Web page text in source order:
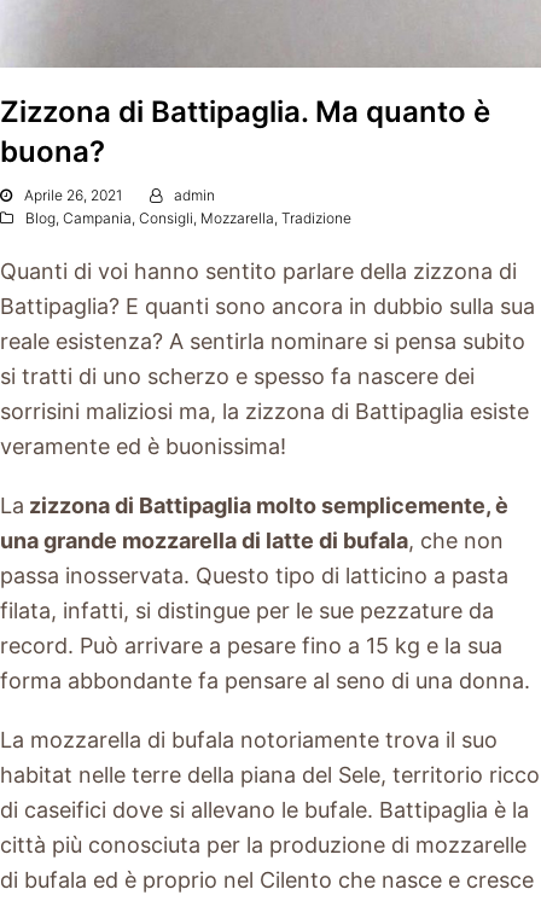
Zizzona di Battipaglia. Ma quanto è
buona?
Aprile 26, 2021
admin
Blog, Campania, Consigli, Mozzarella, Tradizione
Quanti di voi hanno sentito parlare della zizzona di
Battipaglia? E quanti sono ancora in dubbio sulla sua
reale esistenza? A sentirla nominare si pensa subito
si tratti di uno scherzo e spesso fa nascere dei
sorrisini maliziosi ma, la zizzona di Battipaglia esiste
veramente ed è buonissima!
La zizzona di Battipaglia molto semplicemente, è
una grande mozzarella di latte di bufala, che non
passa inosservata. Questo tipo di latticino a pasta
filata, infatti, si distingue per le sue pezzature da
record. Può arrivare a pesare fino a 15 kg e la sua
forma abbondante fa pensare al seno di una donna.
La mozzarella di bufala notoriamente trova il suo
habitat nelle terre della piana del Sele, territorio ricco
di caseifici dove si allevano le bufale. Battipaglia è la
città più conosciuta per la produzione di mozzarelle
di bufala ed è proprio nel Cilento che nasce e cresce